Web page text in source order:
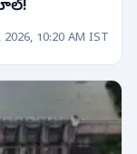
10:20 AM IST